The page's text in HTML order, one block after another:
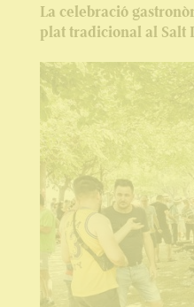
La celebració
plat tradicional al Salt